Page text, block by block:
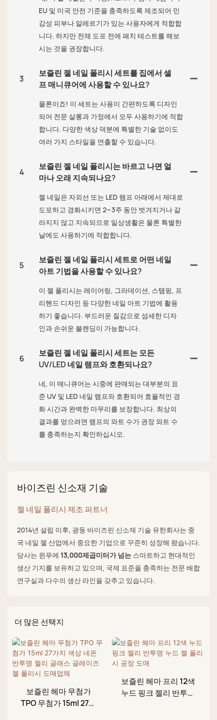
EU 및 미국 안전 기준을 충족하도록 제조되어 민
감성 피부나 알레르기가 있는 사용자에게 적합합
니다. 하지만 전체 도포 전에 패치 테스트를 해보
시는 것을 권장합니다.
3
보즐린 젤 네일 폴리시 세트를 집에서 셀
프 매니큐어에 사용할 수 있나요?
물론이죠! 이 세트는 사용이 간편하도록 디자인
되어 전문 살롱과 가정에서 모두 사용하기에 적합
합니다. 다양한 색상 덕분에 특별한 기술 없이도
여러 가지 스타일을 연출할 수 있습니다.
4
보즐린 젤 네일 폴리시는 바르고 나면 얼
마나 오래 지속되나요?
젤 네일은 자외선 또는 LED 램프 아래에서 제대로
도포하고 경화시키면 2~3주 동안 벗겨지거나 갈
라지지 않고 지속되므로 일상생활은 물론 특별한
날에도 사용하기에 적합합니다.
5
보즐린 젤 네일 폴리시 세트로 어떤 네일
아트 기법을 사용할 수 있나요?
이 젤 폴리시는 레이어링, 그라데이션, 스탬핑, 프
리핸드 디자인 등 다양한 네일 아트 기법에 활용
하기 좋습니다. 부드러운 질감으로 섬세한 디자
인과 손쉬운 블렌딩이 가능합니다.
6
보즐린 젤 네일 폴리시 세트는 모든
UV/LED 네일 램프와 호환되나요?
네, 이 매니큐어는 시중에 판매되는 대부분의 표
준 UV 및 LED 네일 램프와 호환되어 효율적인 경
화 시간과 완벽한 마무리를 보장합니다. 최상의
결과를 얻으려면 램프의 와트 수가 권장 와트 수
를 충족하는지 확인하십시오.
바이즈린 신소재 기술
젤 네일 폴리시 제조 파트너
2014년 설립 이후, 광둥 바이즈린 신소재 기술 유한회사는 중
국 네일 젤 산업에서 중요한 기업으로 꾸준히 성장해 왔습니다.
당사는 윈푸에 13,000제곱미터가 넘는 스마트하고 현대적인
생산 기지를 보유하고 있으며, 국제 표준을 충족하는 전문 배합
연구실과 다수의 생산 라인을 갖추고 있습니다.
더 많은 선택지
보즐린 헤마 무첨가
TPO 무첨가 15ml 27가
보즐린 헤마 프리 12색
누드 핑크 젤리 반투명